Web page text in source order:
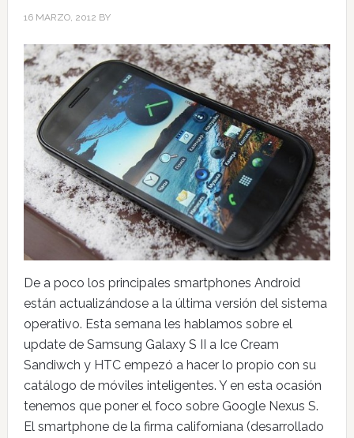
16 MARZO, 2012 BY
De a poco los principales smartphones Android
están actualizándose a la última versión del sistema
operativo. Esta semana les hablamos sobre el
update de Samsung Galaxy S II a Ice Cream
Sandiwch y HTC empezó a hacer lo propio con su
catálogo de móviles inteligentes. Y en esta ocasión
tenemos que poner el foco sobre Google Nexus S.
El smartphone de la firma californiana (desarrollado